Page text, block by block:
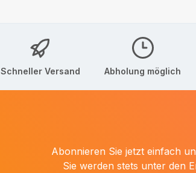
Schneller Versand Abholung möglich
Abonnieren Sie jetzt einfach
Sie werden stets unter den